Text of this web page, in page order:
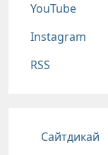
YouTube
Instagram
RSS
Подвал
Сайтдикай